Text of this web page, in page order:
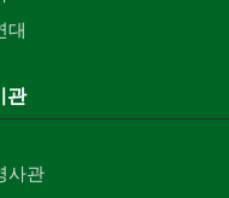
대
관
사관